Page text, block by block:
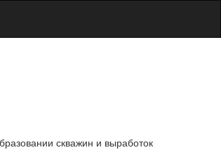
скважин и выработок